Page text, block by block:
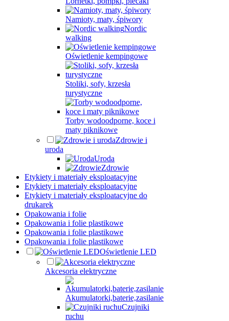
Namioty, maty, śpiwory
Nordic
walking
Oświetlenie kempingowe
Stoliki, sofy, krzesła
turystyczne
Torby wodoodporne, koce i
maty piknikowe
Zdrowie i
uroda
Uroda
Zdrowie
Etykiety i materiały eksploatacyjne
Etykiety i materiały eksploatacyjne
Etykiety i materiały eksploatacyjne do
drukarek
Opakowania i folie
Opakowania i folie plastikowe
Opakowania i folie plastikowe
Opakowania i folie plastikowe
Oświetlenie LED
Akcesoria elektryczne
Akumulatorki,baterie,zasilanie
Czujniki
ruchu